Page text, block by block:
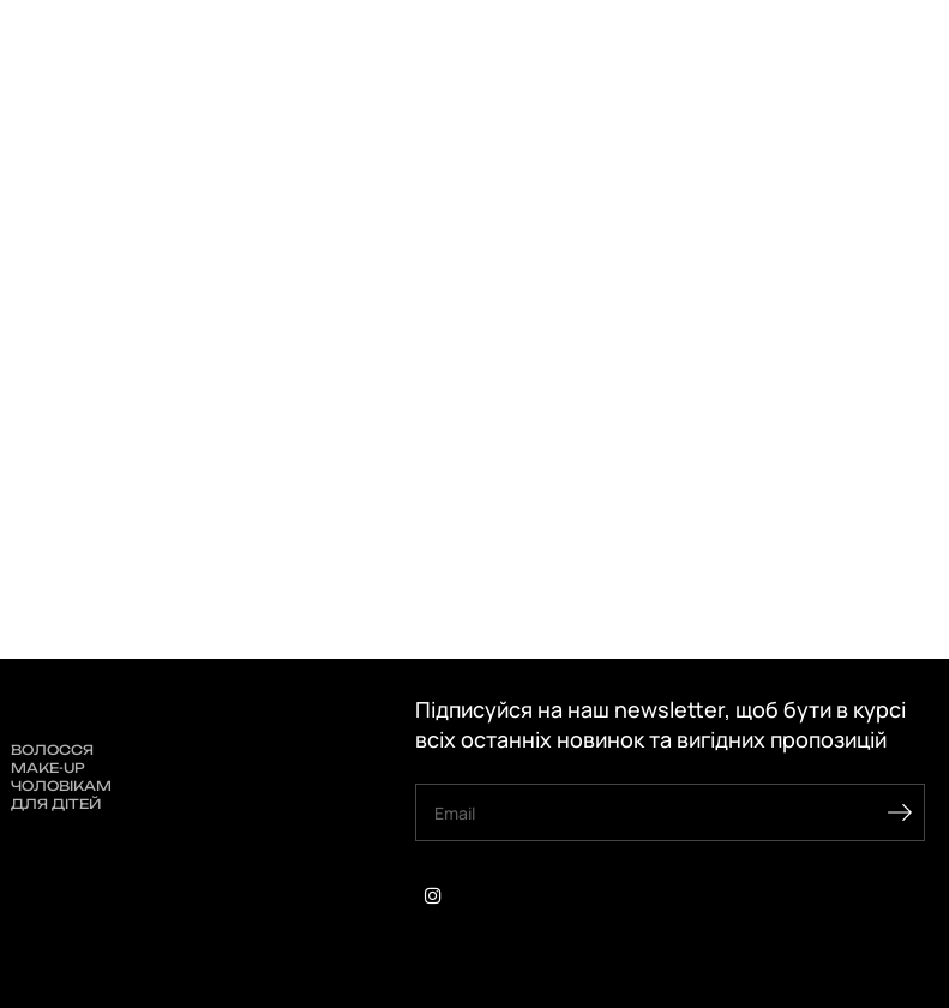
ВОЛОССЯ
MAKE-UP
ЧОЛОВІКАМ
ДЛЯ ДІТЕЙ
Підписуйся на наш newsletter, щоб бути в курсі
всіх останніх новинок та вигідних пропозицій